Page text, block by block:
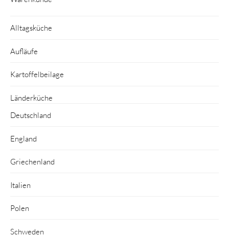
Alltagsküche
Aufläufe
Kartoffelbeilage
Länderküche
Deutschland
England
Griechenland
Italien
Polen
Schweden